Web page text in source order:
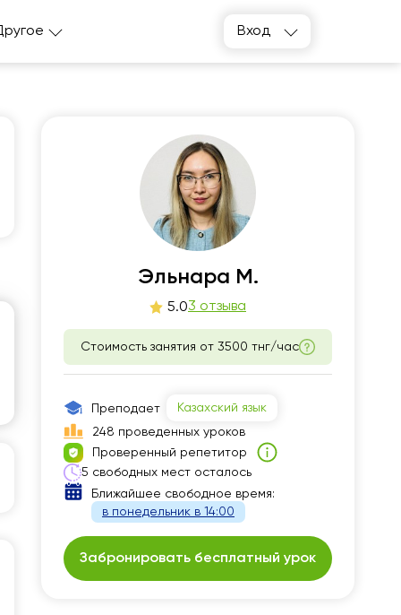
Вход
Эльнара М.
5.03 отзыва
Стоимость занятия от 3500 тнг/час
Преподает
Казахский язык
248 проведенных уроков
Проверенный репетитор
5 свободных мест осталось
Ближайшее свободное время:
в понедельник в 14:00
Забронировать бесплатный урок